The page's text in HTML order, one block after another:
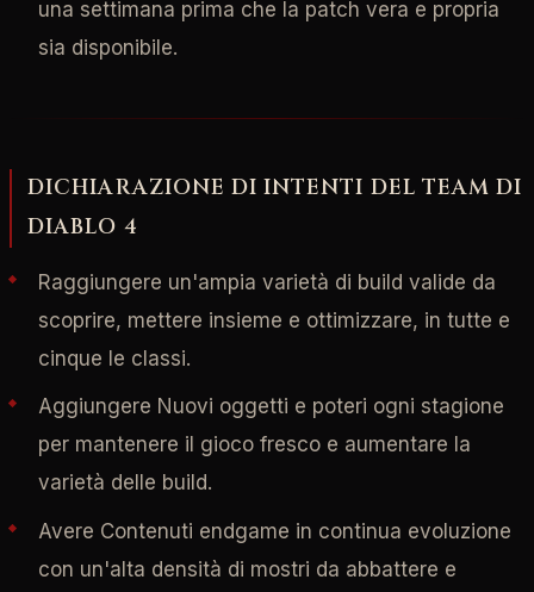
una settimana prima che la patch vera e propria
sia disponibile.
DICHIARAZIONE DI INTENTI DEL TEAM DI
DIABLO 4
Raggiungere un'ampia varietà di build valide da
scoprire, mettere insieme e ottimizzare, in tutte e
cinque le classi.
Aggiungere Nuovi oggetti e poteri ogni stagione
per mantenere il gioco fresco e aumentare la
varietà delle build.
Avere Contenuti endgame in continua evoluzione
con un'alta densità di mostri da abbattere e